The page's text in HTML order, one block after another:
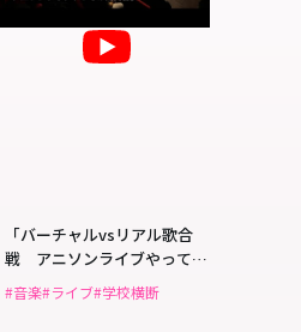
「バーチャルvsリアル歌合
戦 アニソンライブやってみ
た実習」出演者オーディショ
ン
#音楽#ライブ#学校横断